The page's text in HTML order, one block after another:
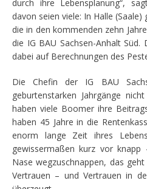
durch ihre Lebensplanung“,
davon seien viele: In Halle
die in den kommenden zehn
die IG BAU Sachsen-Anhalt
dabei auf Berechnungen des
Die Chefin der IG BAU
geburtenstarken Jahrgänge
haben viele Boomer ihre
haben 45 Jahre in die
enorm lange Zeit ihres
gewissermaßen kurz vor
Nase wegzuschnappen, das
Vertrauen – und Vertrauen in